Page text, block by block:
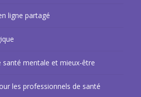
ligne partagé
santé mentale et mieux-être
les professionnels de santé